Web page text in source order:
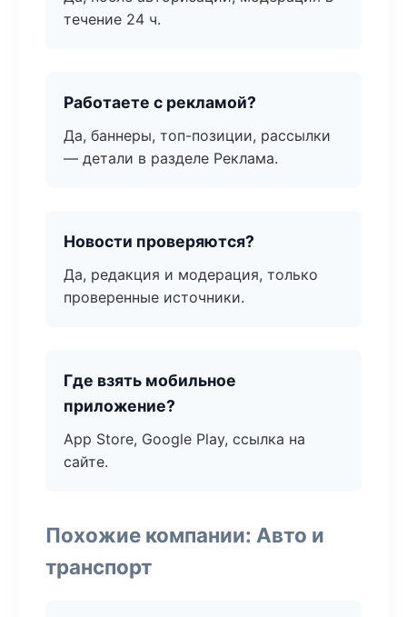
течение 24 ч.
Работаете с рекламой?
Да, баннеры, топ-позиции, рассылки
— детали в разделе Реклама.
Новости проверяются?
Да, редакция и модерация, только
проверенные источники.
Где взять мобильное
приложение?
App Store, Google Play, ссылка на
сайте.
Похожие компании: Авто и
транспорт